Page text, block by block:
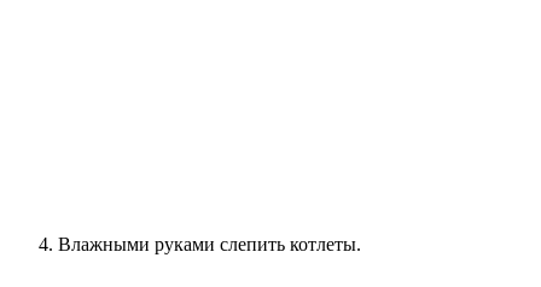
Влажными руками слепить котлеты.